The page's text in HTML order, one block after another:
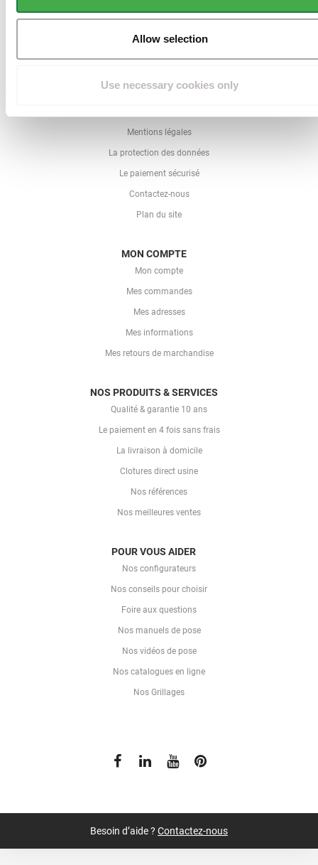
Allow selection
Use necessary cookies only
Qui est Directclotures ?
Mentions légales
La protection des données
Le paiement sécurisé
Contactez-nous
Plan du site
MON COMPTE
Mon compte
Mes commandes
Mes adresses
Mes informations
Mes retours de marchandise
NOS PRODUITS & SERVICES
Qualité & garantie 10 ans
Le paiement en 4 fois sans frais
La livraison à domicile
Clotures direct usine
Nos références
Nos meilleures ventes
POUR VOUS AIDER
Nos configurateurs
Nos conseils pour choisir
Foire aux questions
Nos manuels de pose
Nos vidéos de pose
Nos catalogues en ligne
Nos Grillages
Besoin d’aide ? Contactez-nous